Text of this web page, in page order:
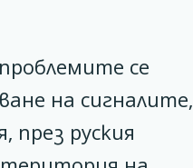
се
на сигналите,
руския